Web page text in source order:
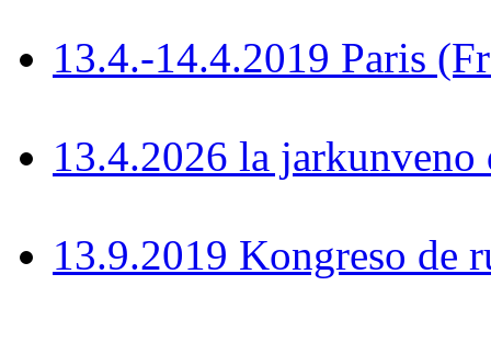
13.4.-14.4.2019 Paris
13.4.2026 la jarkunveno
13.9.2019 Kongreso de